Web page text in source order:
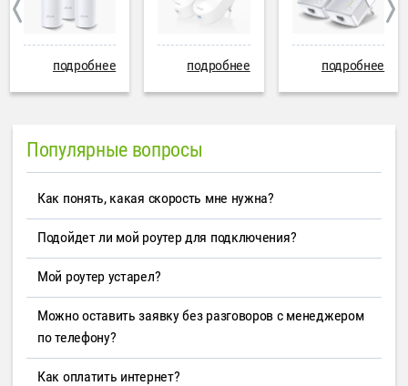
подробнее подробнее подробнее
Популярные вопросы
Как понять, какая скорость мне нужна?
Подойдет ли мой роутер для подключения?
Мой роутер устарел?
Можно оставить заявку без разговоров с менеджером
по телефону?
Как оплатить интернет?